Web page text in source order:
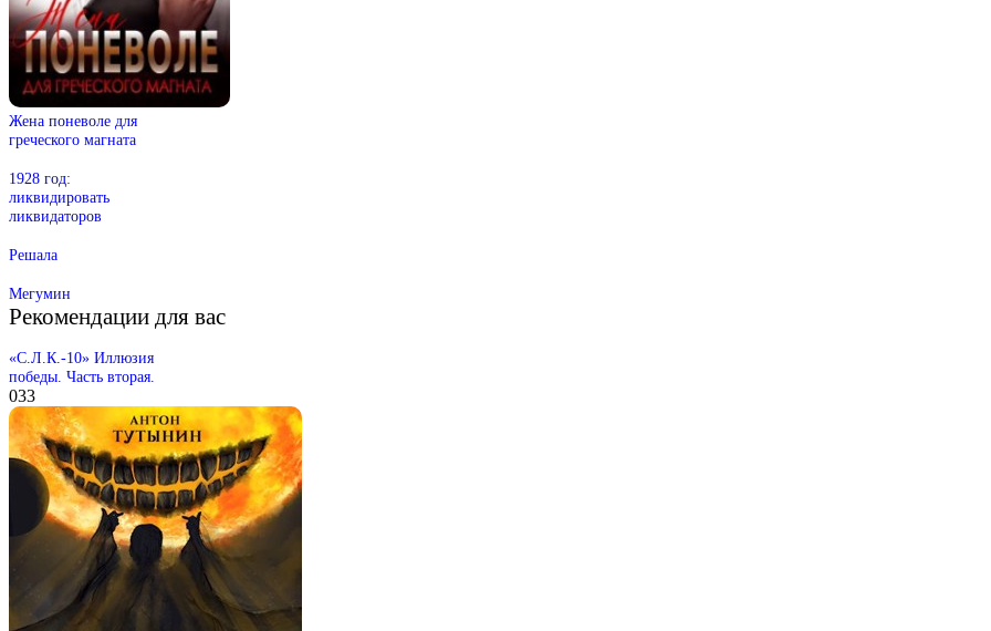
Жена поневоле для
греческого магната
1928 год:
ликвидировать
ликвидаторов
Решала
Мегумин
Рекомендации для вас
«С.Л.К.-10» Иллюзия
победы. Часть вторая.
033